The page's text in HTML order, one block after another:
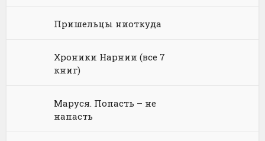
Пришельцы ниоткуда
Хроники Нарнии (все 7
книг)
Маруся. Попасть – не
напасть